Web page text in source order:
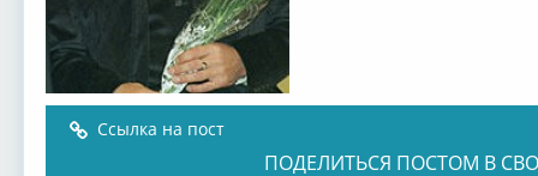
Ссылка на пост
ПОДЕЛИТЬСЯ ПОСТОМ В